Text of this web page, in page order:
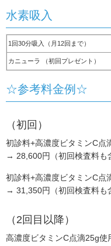
水素吸入
1回30分吸入（月12回まで）
カニューラ （初回プレゼント）
☆参考料金例☆
（初回）
初診料+高濃度ビタミンC点
→ 28,600円（初回検査料も
初診料+高濃度ビタミンC点
→ 31,350円（初回検査料も
（2回目以降）
高濃度ビタミンC点滴25g使